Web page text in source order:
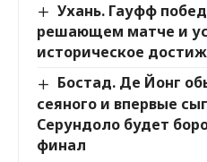
Ухань. Гауфф
решающем матче и
историческое
Бостад. Де Йонг
сеяного и впервые
Серундоло будет
финал